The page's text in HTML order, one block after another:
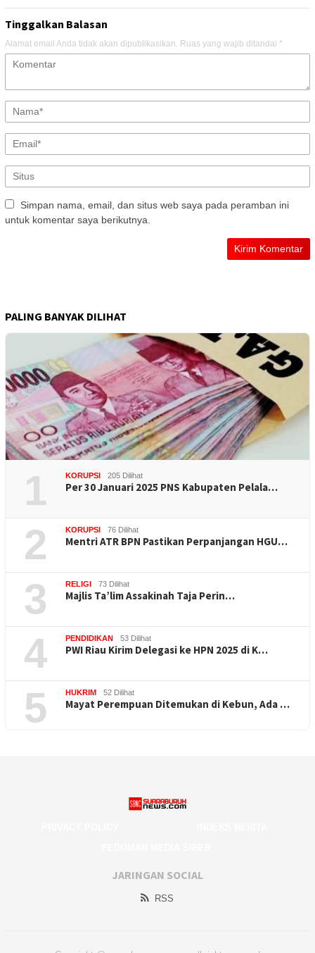
Tinggalkan Balasan
Alamat email Anda tidak akan dipublikasikan. Ruas yang wajib ditandai *
Simpan nama, email, dan situs web saya pada peramban ini
untuk komentar saya berikutnya.
PALING BANYAK DILIHAT
1 KORUPSI 205 Dilihat
Per 30 Januari 2025 PNS Kabupaten Pelala…
2 KORUPSI 76 Dilihat
Mentri ATR BPN Pastikan Perpanjangan HGU…
3 RELIGI 73 Dilihat
Majlis Ta’lim Assakinah Taja Perin…
4 PENDIDIKAN 53 Dilihat
PWI Riau Kirim Delegasi ke HPN 2025 di K…
5 HUKRIM 52 Dilihat
Mayat Perempuan Ditemukan di Kebun, Ada …
JARINGAN SOCIAL
RSS